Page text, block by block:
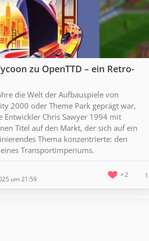
zu OpenTTD – ein Retro-
die Welt der Aufbauspiele von
2000 oder Theme Park geprägt war,
Entwickler Chris Sawyer 1994 mit
Titel auf den Markt, der sich auf ein
Thema konzentrierte: den
Transportimperiums.
um 21:59
2 1